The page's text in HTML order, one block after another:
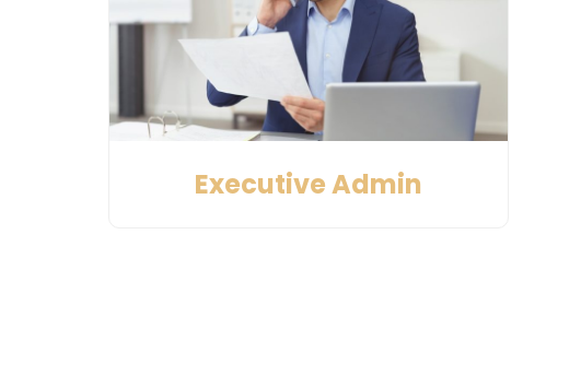
Executive Admin